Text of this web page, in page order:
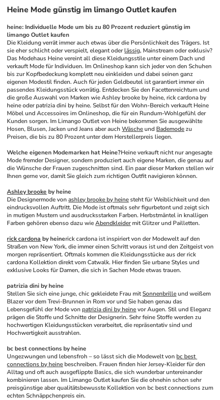
Heine Mode günstig im limango Outlet kaufen
heine: Individuelle Mode um bis zu 80 Prozent reduziert günstig im
limango Outlet kaufen
Die Kleidung verrät immer auch etwas über die Persönlichkeit des Trägers. Ist
sie eher schlicht oder verspielt, elegant oder lässig, Mainstream oder exklusiv?
Das Modehaus Heine vereint all diese Kleidungsstile unter einem Dach und
verkauft Mode für Individuen. Im Onlineshop kann sich jeder von den Schuhen
bis zur Kopfbedeckung komplett neu einkleiden und dabei seinen ganz
eigenen Modestil finden. Auch für jeden Geldbeutel ist garantiert immer ein
passendes Kleidungsstück vorrätig. Entdecken Sie den Facettenreichtum und
die große Auswahl von Marken wie Ashley brooke by heine, rick cardona by
heine oder patrizia dini by heine. Selbst für den Wohn-Bereich verkauft Heine
Möbel und Accessoires im Onlineshop, die für ein Rundum-Wohlgefühl der
Kunden sorgen. Im Limango Outlet von Heine bekommen Sie ausgewählte
Hosen, Blusen, Jacken und Jeans aber auch Wäsche und Bademode zu
Preisen, die bis zu 80 Prozent unter dem Herstellerpreis liegen.
Welche eigenen Modemarken hat Heine?Heine verkauft nicht nur angesagte
Mode fremder Designer, sondern produziert auch eigene Marken, die genau auf
die Wünsche der Frauen zugeschnitten sind. Ein paar dieser Marken stellen wir
Ihnen gerne vor, damit Sie gleich zum richtigen Outfit navigieren können.
Ashley brooke by heine
Die Designermode von ashley brooke by heine steht für Weiblichkeit und den
eindrucksvollen Auftritt. Die Mode ist oftmals sehr figurbetont und zeigt sich
in mutigen Mustern und ausdrucksstarken Farben. Herbstmäntel in knalligen
Farben gehören ebenso dazu wie Abendkleider mit Glitzer und Pailletten.
rick cardona by heinerick cardona ist inspiriert von der Modewelt auf den
Straßen von New York, die immer einen Schritt voraus ist und den Zeitgeist von
morgen repräsentiert. Oftmals kommen die Kleidungsstücke aus der rick
cardona Kollektion direkt vom Catwalk. Hier finden Sie urbane Styles und
exklusive Looks für Damen, die sich in Sachen Mode etwas trauen.
patrizia dini by heine
Stellen Sie sich eine junge, chic gekleidete Frau mit Sonnenbrille und weißem
Blazer vor dem Trevi-Brunnen in Rom vor und Sie haben genau das
Lebensgefühl der Mode von patrizia dini by heine vor Augen. Stil und Eleganz
prägen die Stoffe und Schnitte der Designerin. Sehr feine Stoffe werden zu
hochwertigen Kleidungsstücken verarbeitet, die repräsentativ sind und
Hochwertigkeit ausstrahlen.
bc best connections by heine
Ungezwungen und lebensfroh – so lässt sich die Modewelt von bc best
connections by heine beschreiben. Frauen finden hier Jersey-Kleider für den
Alltag und oft auch ausgeflippte Basics, die sich wunderbar untereinander
kombinieren lassen. Im Limango Outlet kaufen Sie die ohnehin schon sehr
preisgünstige aber qualitätsbewusste Kollektion von bc best connections zum
echten Schnäppchenpreis ein.